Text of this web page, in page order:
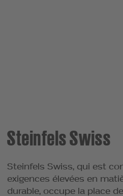
Steinfels Swiss
Steinfels Swiss, qui est
exigences élevées en
durable, occupe la place